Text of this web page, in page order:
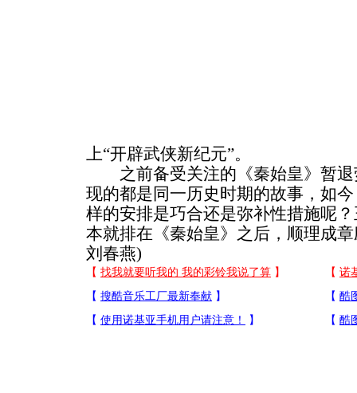
上“开辟武侠新纪元”。
之前备受关注的《秦始皇》暂退
现的都是同一历史时期的故事，如
样的安排是巧合还是弥补性措施呢
本就排在《秦始皇》之后，顺理成
刘春燕)